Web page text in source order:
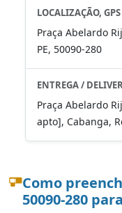
LOCALIZAÇÃO,
Praça Abelardo
PE, 50090-280
ENTREGA /
Praça Abelardo
apto], Cabanga,
Como
50090-280